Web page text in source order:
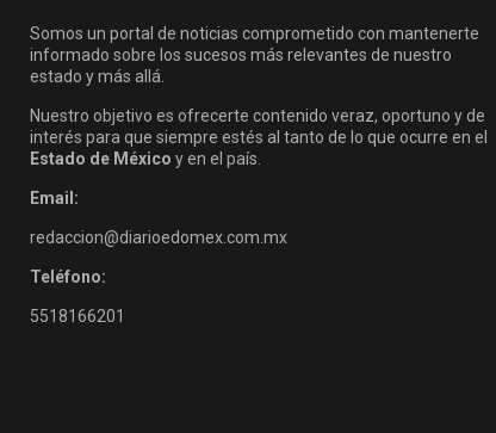
Somos un portal de noticias comprometido con mantenerte
informado sobre los sucesos más relevantes de nuestro
estado y más allá.
Nuestro objetivo es ofrecerte contenido veraz, oportuno y de
interés para que siempre estés al tanto de lo que ocurre en el
Estado de México y en el país.
Email:
redaccion@diarioedomex.com.mx
Teléfono:
5518166201